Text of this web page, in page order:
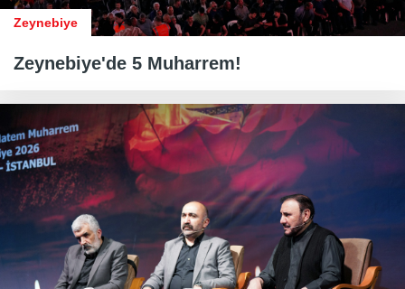
Zeynebiye
Zeynebiye'de 5 Muharrem!